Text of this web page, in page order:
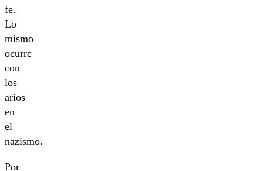
fe.
Lo
mismo
ocurre
con
los
arios
en
el
nazismo.
Por